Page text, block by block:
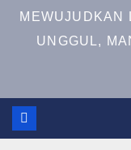
MEWUJUDKAN
UNGGUL,